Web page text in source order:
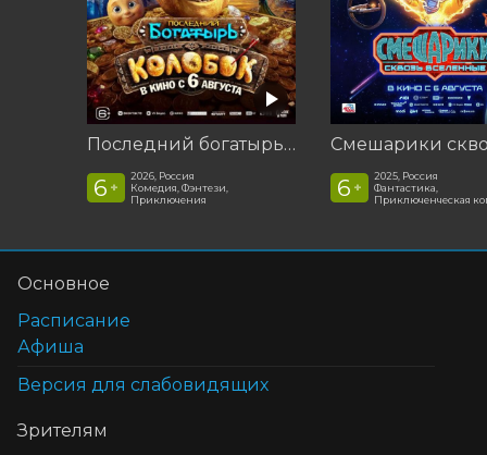
Последний богатырь. Колобок
6 +
2026, Россия
Комедия, Фэнтези,
Приключения
6 +
2025, Россия
Фантастика,
Приключенческая
Основное
Расписание
Афиша
Версия для слабовидящих
Зрителям